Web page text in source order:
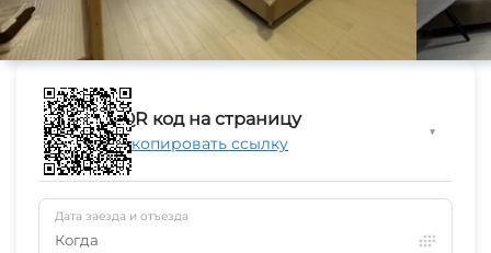
QR код на страницу
Скопировать ссылку
▼
Дата заезда и отъезда
Когда